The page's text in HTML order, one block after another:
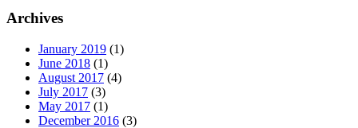
Archives
January 2019 (1)
June 2018 (1)
August 2017 (4)
July 2017 (3)
May 2017 (1)
December 2016 (3)